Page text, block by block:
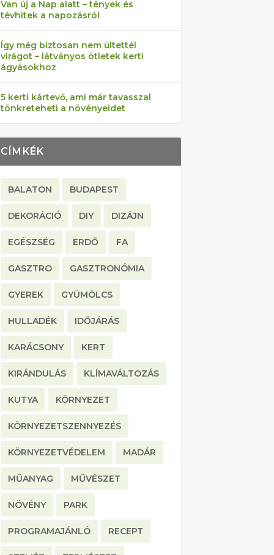
Van új a Nap alatt – tények és
tévhitek a napozásról
Így még biztosan nem ültettél
virágot – látványos ötletek kerti
ágyásokhoz
5 kerti kártevő, ami már tavasszal
tönkreteheti a növényeidet
CÍMKÉK
BALATON BUDAPEST
DEKORÁCIÓ DIY DIZÁJN
EGÉSZSÉG ERDŐ FA
GASZTRO GASZTRONÓMIA
GYEREK GYÜMÖLCS
HULLADÉK IDŐJÁRÁS
KARÁCSONY KERT
KIRÁNDULÁS KLÍMAVÁLTOZÁS
KUTYA KÖRNYEZET
KÖRNYEZETSZENNYEZÉS
KÖRNYEZETVÉDELEM MADÁR
MŰANYAG MŰVÉSZET
NÖVÉNY PARK
PROGRAMAJÁNLÓ RECEPT